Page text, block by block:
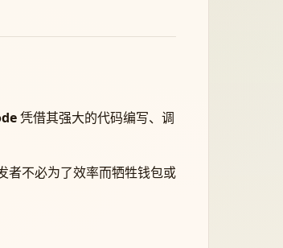
凭借其强大的代码编写、调
者不必为了效率而牺牲钱包或